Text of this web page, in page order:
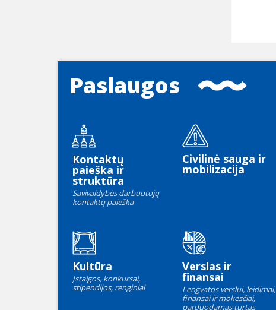
Paslaugos
Kontaktų
paieška ir
struktūra
Savivaldybės darbuotojų
kontaktų paieška
Civilinė sauga ir
mobilizacija
Kultūra
Įstaigos, konkursai,
stipendijos, renginiai
Verslas ir
finansai
Lengvatos verslui, leidimai,
finansai ir mokesčiai,
parduodamas turtas